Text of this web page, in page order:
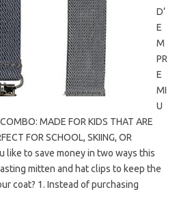
D’
E
M
PR
E
MI
U
MADE FOR KIDS THAT ARE
FOR SCHOOL, SKIING, OR
like to save money in two ways this
mitten and hat clips to keep the
coat? 1. Instead of purchasing